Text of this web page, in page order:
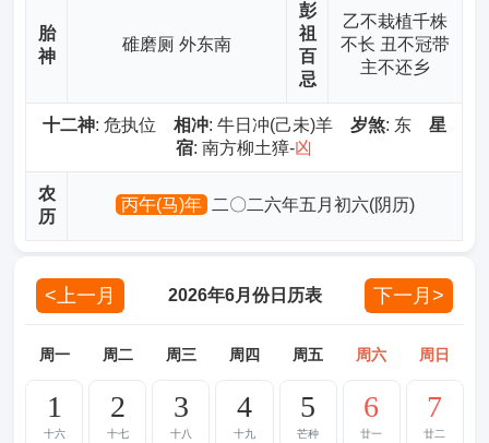
胎
神
碓磨厕 外东南
彭
祖
百
忌
乙不栽植千株
不长 丑不冠带
主不还乡
十二神: 危执位 相冲: 牛日冲(己未)羊 岁煞: 东 星
宿: 南方柳土獐-凶
农
历
丙午(马)年 二〇二六年五月初六(阴历)
<上一月 2026年6月份日历表 下一月>
周一 周二 周三 周四 周五 周六 周日
1
十六
2
十七
3
十八
4
十九
5
芒种
6
廿一
7
廿二